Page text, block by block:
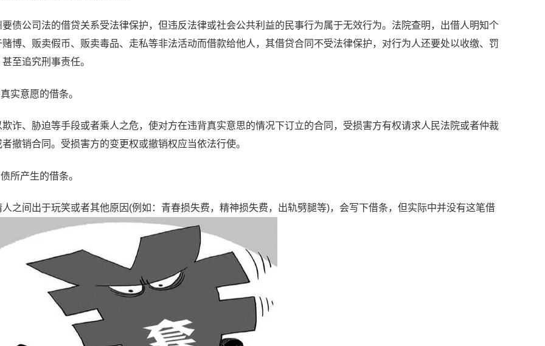
公司法的借贷关系受法律保护，但违反法律或社会公共利益的民事行为属于无效行为。法院查明，出借人明知个
博、贩卖假币、贩卖毒品、走私等非法活动而借款给他人，其借贷合同不受法律保护，对行为人还要处以收缴、罚
至追究刑事责任。
意愿的借条。
、胁迫等手段或者乘人之危，使对方在违背真实意思的情况下订立的合同，受损害方有权请求人民法院或者仲裁
撤销合同。受损害方的变更权或撤销权应当依法行使。
产生的借条。
间出于玩笑或者其他原因(例如：青春损失费，精神损失费，出轨劈腿等)，会写下借条，但实际中并没有这笔借